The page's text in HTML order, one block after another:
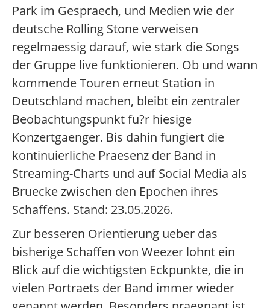
Park im Gespraech, und Medien wie der
deutsche Rolling Stone verweisen
regelmaessig darauf, wie stark die Songs
der Gruppe live funktionieren. Ob und wann
kommende Touren erneut Station in
Deutschland machen, bleibt ein zentraler
Beobachtungspunkt fu?r hiesige
Konzertgaenger. Bis dahin fungiert die
kontinuierliche Praesenz der Band in
Streaming-Charts und auf Social Media als
Bruecke zwischen den Epochen ihres
Schaffens. Stand: 23.05.2026.
Zur besseren Orientierung ueber das
bisherige Schaffen von Weezer lohnt ein
Blick auf die wichtigsten Eckpunkte, die in
vielen Portraets der Band immer wieder